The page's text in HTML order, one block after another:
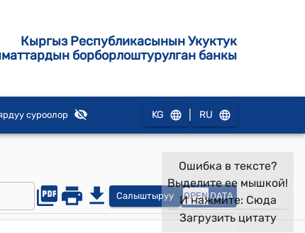
Кыргыз Республикасынын Укуктук
борборлоштурулган банкы
суроолор KG RU
Салыштыруу OPEN DATA
Ошибка в тексте?
Выделите ее мышкой!
И нажмите: Сюда
Загрузить цитату